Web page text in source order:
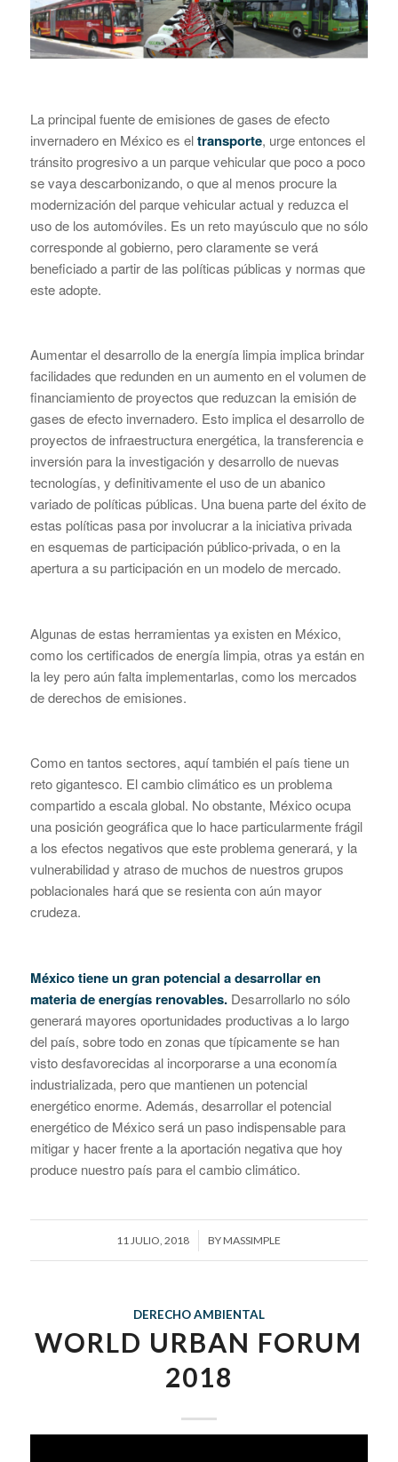
La principal fuente de emisiones de gases de efecto
invernadero en México es eltransporte, urge entonces el
tránsito progresivo a un parque vehicular que poco a poco
se vaya descarbonizando, o que al menos procure la
modernización del parque vehicular actual y reduzca el
uso de los automóviles. Es un reto mayúsculo que no sólo
corresponde al gobierno, pero claramente se verá
beneficiado a partir de las políticas públicas y normas que
este adopte.
Aumentar el desarrollo de la energía limpia implica brindar
facilidades que redunden en un aumento en el volumen de
financiamiento de proyectos que reduzcan la emisión de
gases de efecto invernadero. Esto implica el desarrollo de
proyectos de infraestructura energética, la transferencia e
inversión para la investigación y desarrollo de nuevas
tecnologías, y definitivamente el uso de un abanico
variado de políticas públicas. Una buena parte del éxito de
estas políticas pasa por involucrar a la iniciativa privada
en esquemas de participación público-privada, o en la
apertura a su participación en un modelo de mercado.
Algunas de estas herramientas ya existen en México,
como los certificados de energía limpia, otras ya están en
la ley pero aún falta implementarlas, como los mercados
de derechos de emisiones.
Como en tantos sectores, aquí también el país tiene un
reto gigantesco. El cambio climático es un problema
compartido a escala global. No obstante, México ocupa
una posición geográfica que lo hace particularmente frágil
a los efectos negativos que este problema generará, y la
vulnerabilidad y atraso de muchos de nuestros grupos
poblacionales hará que se resienta con aún mayor
crudeza.
México tiene un gran potencial a desarrollar en
materia de energías renovables.Desarrollarlo no sólo
generará mayores oportunidades productivas a lo largo
del país, sobre todo en zonas que típicamente se han
visto desfavorecidas al incorporarse a una economía
industrializada, pero que mantienen un potencial
energético enorme. Además, desarrollar el potencial
energético de México será un paso indispensable para
mitigar y hacer frente a la aportación negativa que hoy
produce nuestro país para el cambio climático.
11 JULIO, 2018
/ BYMASSIMPLE
DERECHO AMBIENTAL
WORLD URBAN FORUM
2018